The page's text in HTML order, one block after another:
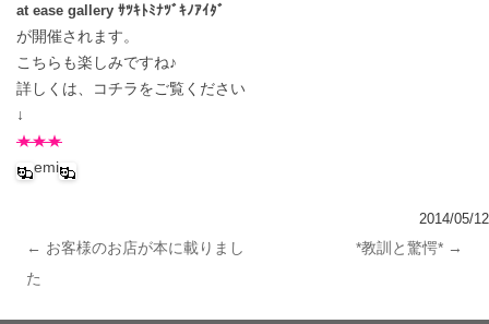
at ease gallery ｻﾂｷﾄﾐﾅﾂﾞｷﾉｱｲﾀﾞ
が開催されます。
こちらも楽しみですね♪
詳しくは、コチラをご覧ください
↓
★★★
emi
2014/05/12
← お客様のお店が本に載りまし
た
*教訓と驚愕* →